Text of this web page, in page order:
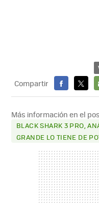
Compartir
FACEBOOK
X
Más información en el
BLACK SHARK 3 PRO,
GRANDE LO TIENE DE